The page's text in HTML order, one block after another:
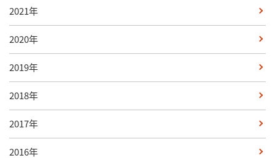
2021年
2020年
2019年
2018年
2017年
2016年